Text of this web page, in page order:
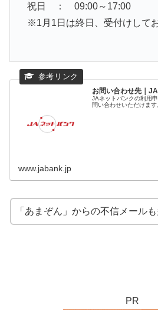
祝日 ： 09:00～17:00
※1月1日は終日、受付けして
お問い合わせ先｜
JAネットバンクの利用
問い合わせいただけます
www.jabank.jp
「あまぞん」からの不信メールも
PR